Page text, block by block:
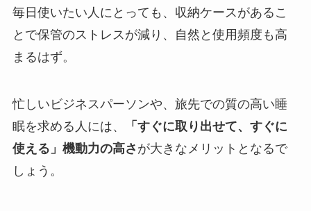
毎日使いたい人にとっても、収納ケースがあるこ
とで保管のストレスが減り、自然と使用頻度も高
まるはず。
忙しいビジネスパーソンや、旅先での質の高い睡
眠を求める人には、
「すぐに取り出せて、すぐに
使える」機動力の高さ が大きなメリットとなるで
しょう。